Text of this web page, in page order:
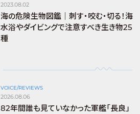
2023.08.02
海の危険生物図鑑｜刺す・咬む・切る！海
水浴やダイビングで注意すべき生き物25
種
VOICE/REVIEWS
2026.08.06
82年間誰も見ていなかった軍艦「長良」